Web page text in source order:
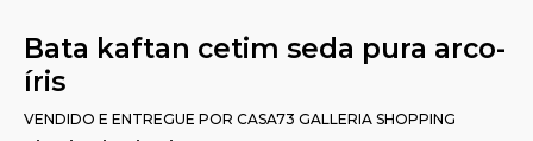
Bata kaftan cetim seda pura arco-
íris
VENDIDO E ENTREGUE POR CASA73 GALLERIA SHOPPING